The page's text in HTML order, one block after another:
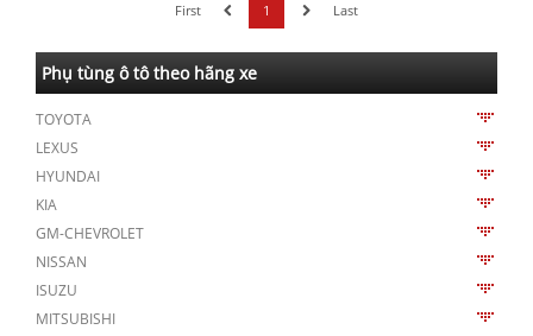
First 1 Last
Phụ tùng ô tô theo hãng xe
TOYOTA
LEXUS
HYUNDAI
KIA
GM-CHEVROLET
NISSAN
ISUZU
MITSUBISHI